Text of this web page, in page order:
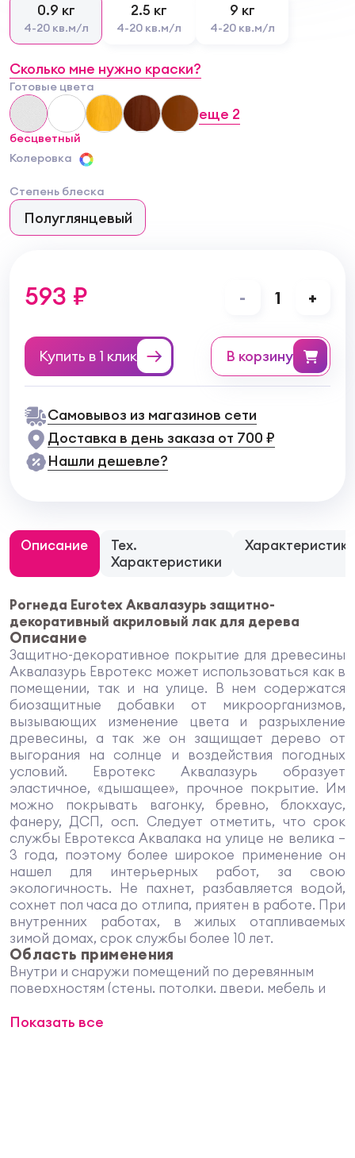
0.9 кг
4-20 кв.м/л
2.5 кг
4-20 кв.м/л
9 кг
4-20 кв.м/л
Сколько мне нужно краски?
Готовые цвета
бесцветный
еще 2
Колеровка
Степень блеска
Полуглянцевый
593 ₽ - 1 +
Купить в 1 клик в корзину
Самовывоз из магазинов сети
Доставка в день заказа от 700 ₽
Нашли дешевле?
Описание
Тех.
Характеристики
Характеристики
Рогнеда Eurotex Аквалазурь защитно-
декоративный акриловый лак для дерева
Описание
Защитно-декоративное покрытие для древесины
Аквалазурь Евротекс может использоваться как в
помещении, так и на улице. В нем содержатся
биозащитные добавки от микроорганизмов,
вызывающих изменение цвета и разрыхление
древесины, а так же он защищает дерево от
выгорания на солнце и воздействия погодных
условий. Евротекс Аквалазурь образует
эластичное, «дышащее», прочное покрытие. Им
можно покрывать вагонку, бревно, блокхаус,
фанеру, ДСП, осп. Следует отметить, что срок
службы Евротекса Аквалака на улице не велика –
3 года, поэтому более широкое применение он
нашел для интерьерных работ, за свою
экологичность. Не пахнет, разбавляется водой,
сохнет пол часа до отлипа, приятен в работе. При
внутренних работах, в жилых отапливаемых
зимой домах, срок службы более 10 лет.
Область применения
Внутри и снаружи помещений по деревянным
поверхностям (стены, потолки, двери, мебель и
ДСП, фанера и др.). Подойдет для тонирования
Показать все